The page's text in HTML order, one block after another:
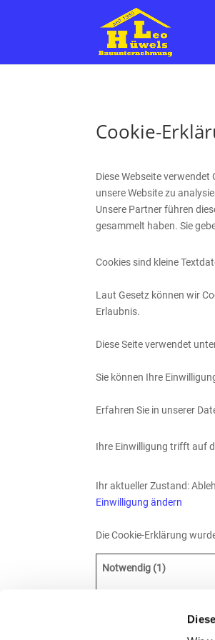
Cookie-
Diese Webseite
unsere Website zu
Unsere Partner führen
gesammelt haben. Sie
Cookies sind kleine
Laut Gesetz können wir
Erlaubnis.
Diese Seite verwendet
Sie können Ihre
Erfahren Sie in unserer
Ihre Einwilligung trifft auf
Ihr aktueller Zustand:
Einwilligung ändern
Die Cookie-Erklärung
Notwendig (1)